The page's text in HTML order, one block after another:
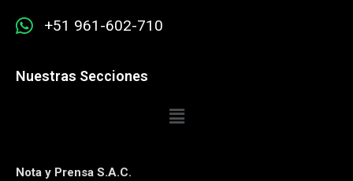
+51 961-602-710
Nuestras Secciones
Nota y Prensa S.A.C.